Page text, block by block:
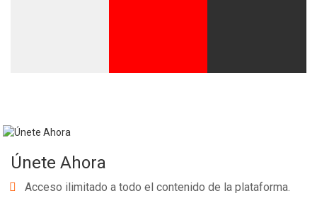
Únete Ahora
Acceso ilimitado a todo el contenido de la plataforma.